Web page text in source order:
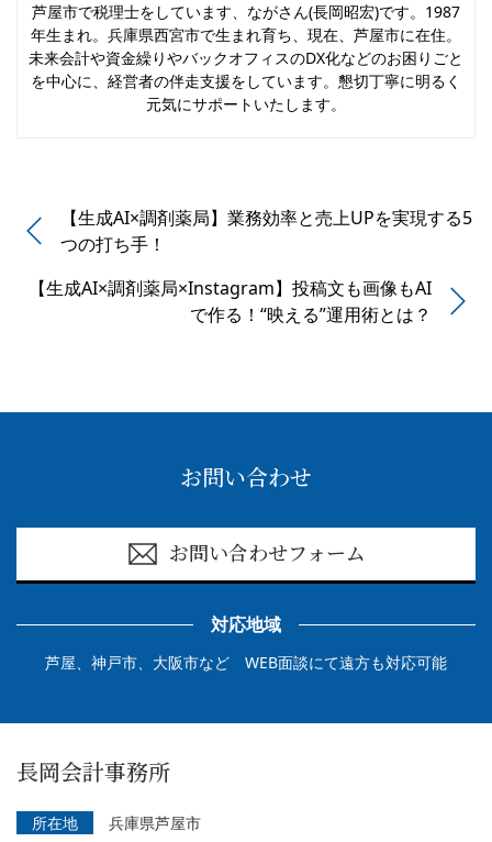
芦屋市で税理士をしています、ながさん(長岡昭宏)です。1987
年生まれ。兵庫県西宮市で生まれ育ち、現在、芦屋市に在住。
未来会計や資金繰りやバックオフィスのDX化などのお困りごと
を中心に、経営者の伴走支援をしています。懇切丁寧に明るく
元気にサポートいたします。
【生成AI×調剤薬局】業務効率と売上UPを実現する5
つの打ち手！
【生成AI×調剤薬局×Instagram】投稿文も画像もAI
で作る！“映える”運用術とは？
お問い合わせ
お問い合わせフォーム
対応地域
芦屋、神戸市、大阪市など WEB面談にて遠方も対応可能
長岡会計事務所
所在地
兵庫県芦屋市